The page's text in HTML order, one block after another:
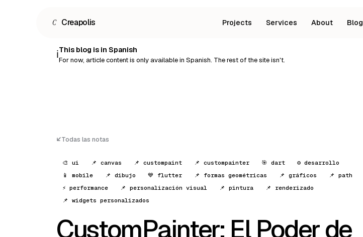
C Creapolis Projects Services About Blog
ℹ️This blog is in Spanish
For now, article content is only available in Spanish. The rest of the site isn't.
Todas las notas
🎨 ui 📌 canvas 📌 custompaint 📌 custompainter 🎯 dart
⚙️ desarrollo
📱 mobile
📌 dibujo 💙 flutter 📌 formas geométricas 📌 gráficos
📌 path
⚡ performance
📌 personalización visual 📌 pintura
📌 renderizado
📌 widgets personalizados
CustomPainter: El Poder de